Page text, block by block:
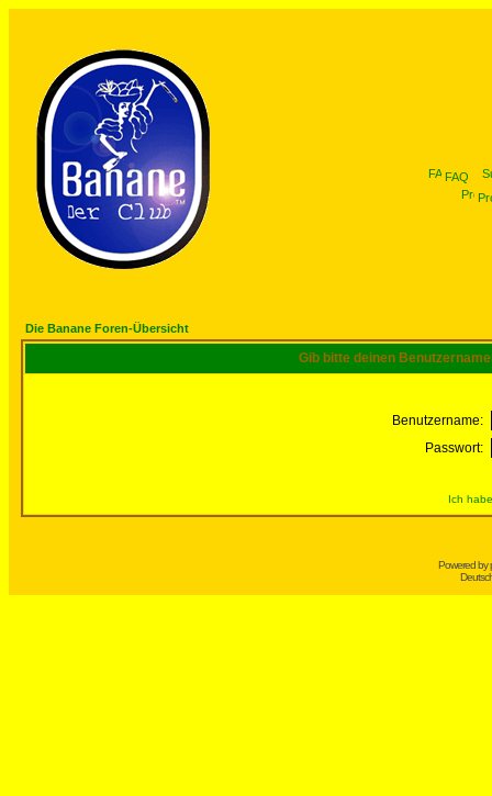
FAQ
Die Banane Foren-Übersicht
Gib bitte deinen
Benutzername:
Passwort:
Ich
Powered by